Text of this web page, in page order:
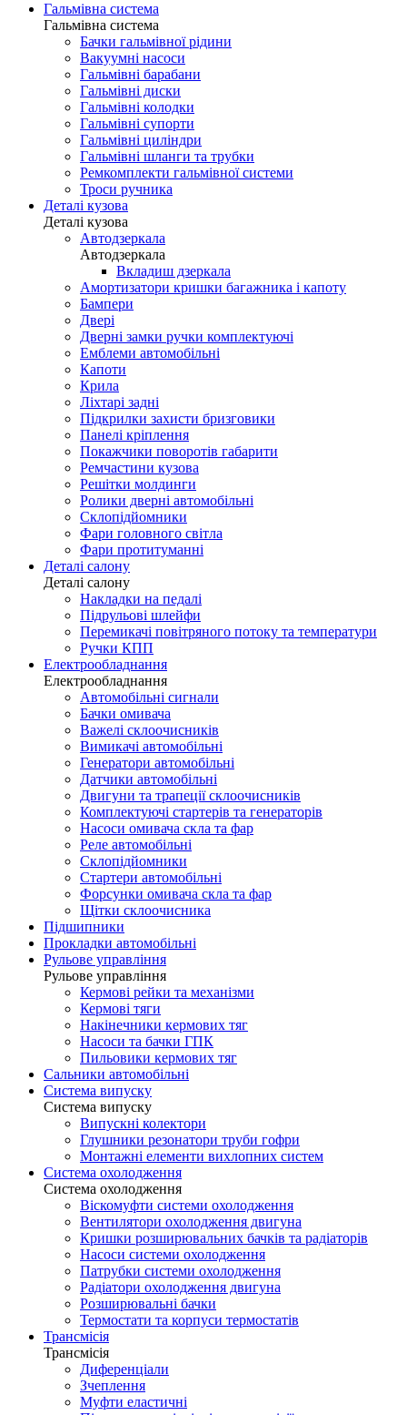
Гальмівна система
Гальмівна система
Бачки гальмівної рідини
Вакуумні насоси
Гальмівні барабани
Гальмівні диски
Гальмівні колодки
Гальмівні супорти
Гальмівні циліндри
Гальмівні шланги та трубки
Ремкомплекти гальмівної системи
Троси ручника
Деталі кузова
Деталі кузова
Автодзеркала
Автодзеркала
Вкладиш дзеркала
Амортизатори кришки багажника і капоту
Бампери
Двері
Дверні замки ручки комплектуючі
Емблеми автомобільні
Капоти
Крила
Ліхтарі задні
Підкрилки захисти бризговики
Панелі кріплення
Покажчики поворотів габарити
Ремчастини кузова
Решітки молдинги
Ролики дверні автомобільні
Склопідйомники
Фари головного світла
Фари протитуманні
Деталі салону
Деталі салону
Накладки на педалі
Підрульові шлейфи
Перемикачі повітряного потоку та температури
Ручки КПП
Електрообладнання
Електрообладнання
Автомобільні сигнали
Бачки омивача
Важелі склоочисників
Вимикачі автомобільні
Генератори автомобільні
Датчики автомобільні
Двигуни та трапеції склоочисників
Комплектуючі стартерів та генераторів
Насоси омивача скла та фар
Реле автомобільні
Склопідйомники
Стартери автомобільні
Форсунки омивача скла та фар
Щітки склоочисника
Підшипники
Прокладки автомобільні
Рульове управління
Рульове управління
Кермові рейки та механізми
Кермові тяги
Накінечники кермових тяг
Насоси та бачки ГПК
Пильовики кермових тяг
Сальники автомобільні
Система випуску
Система випуску
Випускні колектори
Глушники резонатори труби гофри
Монтажні елементи вихлопних систем
Система охолодження
Система охолодження
Віскомуфти системи охолодження
Вентилятори охолодження двигуна
Кришки розширювальних бачків та радіаторів
Насоси системи охолодження
Патрубки системи охолодження
Радіатори охолодження двигуна
Розширювальні бачки
Термостати та корпуси термостатів
Трансмісія
Трансмісія
Диференціали
Зчеплення
Муфти еластичні